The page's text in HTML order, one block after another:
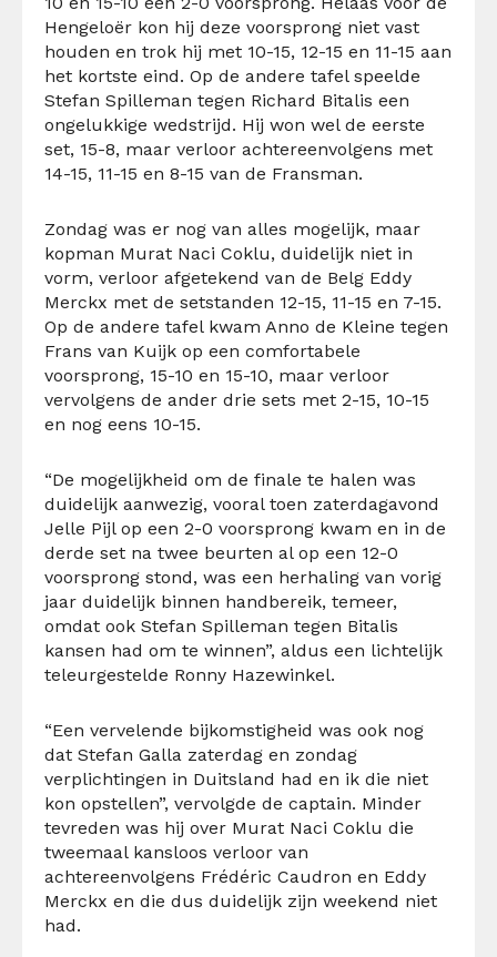
Hengeloër kon hij deze voorsprong niet vast
houden en trok hij met 10-15, 12-15 en 11-15 aan
het kortste eind. Op de andere tafel speelde
Stefan Spilleman tegen Richard Bitalis een
ongelukkige wedstrijd. Hij won wel de eerste
set, 15-8, maar verloor achtereenvolgens met
14-15, 11-15 en 8-15 van de Fransman.
Zondag was er nog van alles mogelijk, maar
kopman Murat Naci Coklu, duidelijk niet in
vorm, verloor afgetekend van de Belg Eddy
Merckx met de setstanden 12-15, 11-15 en 7-15.
Op de andere tafel kwam Anno de Kleine tegen
Frans van Kuijk op een comfortabele
voorsprong, 15-10 en 15-10, maar verloor
vervolgens de ander drie sets met 2-15, 10-15
en nog eens 10-15.
“De mogelijkheid om de finale te halen was
duidelijk aanwezig, vooral toen zaterdagavond
Jelle Pijl op een 2-0 voorsprong kwam en in de
derde set na twee beurten al op een 12-0
voorsprong stond, was een herhaling van vorig
jaar duidelijk binnen handbereik, temeer,
omdat ook Stefan Spilleman tegen Bitalis
kansen had om te winnen”, aldus een lichtelijk
teleurgestelde Ronny Hazewinkel.
“Een vervelende bijkomstigheid was ook nog
dat Stefan Galla zaterdag en zondag
verplichtingen in Duitsland had en ik die niet
kon opstellen”, vervolgde de captain. Minder
tevreden was hij over Murat Naci Coklu die
tweemaal kansloos verloor van
achtereenvolgens Frédéric Caudron en Eddy
Merckx en die dus duidelijk zijn weekend niet
had.